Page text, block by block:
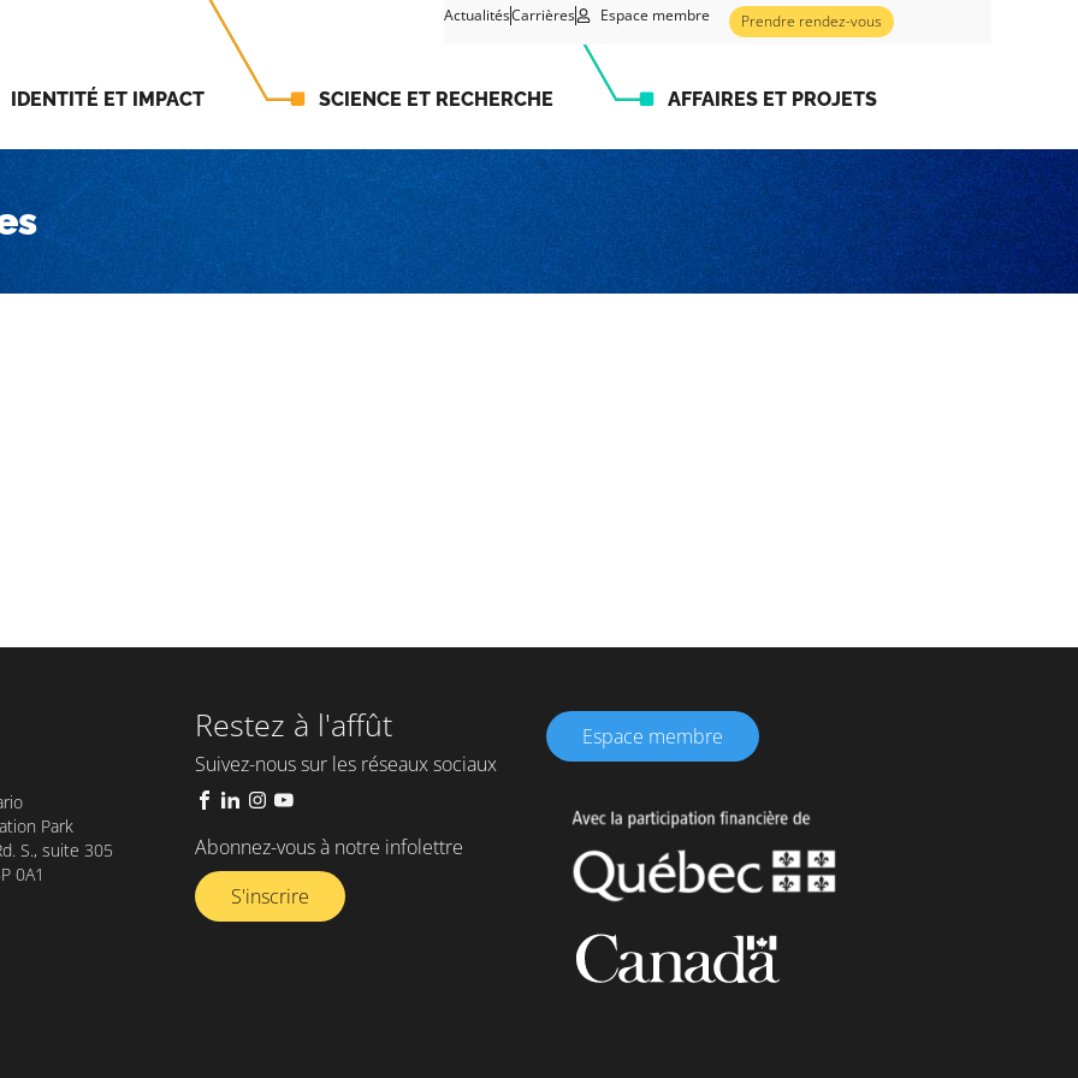
ActualitésCarrières Espace membre Prendre rendez-vous
IDENTITÉ ET IMPACT SCIENCE ET RECHERCHE AFFAIRES ET PROJETS
Park
S., suite 305
0A1
Restez à l'affût
Suivez-nous sur les réseaux sociaux
Abonnez-vous à notre infolettre​
S'inscrire
Espace membre